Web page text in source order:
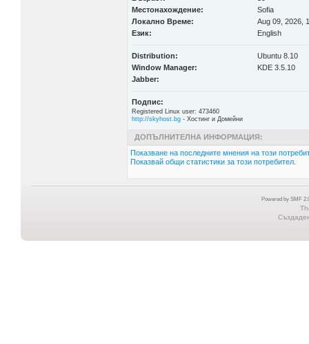
Местонахождение:
Sofia
Локално Време:
Aug 09, 2026,
Език:
English
Distribution:
Ubuntu 8.10
Window Manager:
KDE 3.5.10
Jabber:
Подпис:
Registered Linux user: 473460
http://skyhost.bg- Хостинг и Домейни
ДОПЪЛНИТЕЛНА ИНФОРМАЦИЯ:
Показване на последните мнения на този
Показвай общи статистики за този потребител.
Powered by SMF